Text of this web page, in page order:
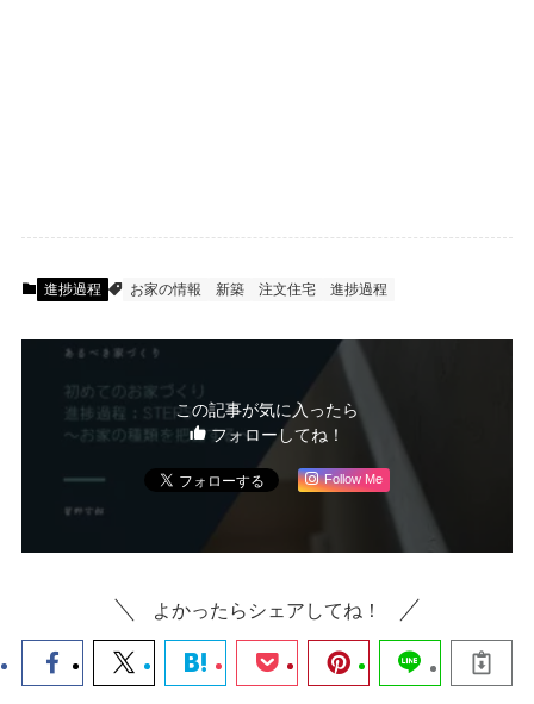
進捗過程 お家の情報 新築 注文住宅 進捗過程
この記事が気に入ったら
フォローしてね！
Follow Me
よかったらシェアしてね！